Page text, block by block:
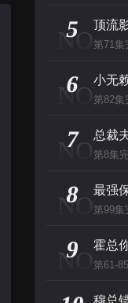
NO
5
第71集
NO
6 小无
第82集
NO
7 总裁
第8集
NO
8
第99集
NO
9 霍总
第61-
穆总